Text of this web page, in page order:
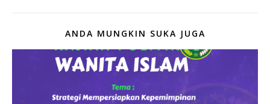
ANDA MUNGKIN SUKA JUGA